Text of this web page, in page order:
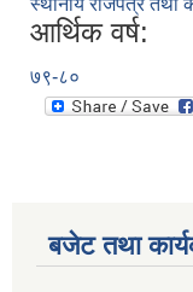
स्थानीय राजपत्र तथा
आर्थिक वर्ष:
७९-८०
बजेट तथा